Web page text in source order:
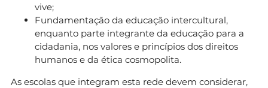
vive;
Fundamentação da educação intercultural,
enquanto parte integrante da educação para a
cidadania, nos valores e princípios dos direitos
humanos e da ética cosmopolita.
As escolas que integram esta rede devem considerar,